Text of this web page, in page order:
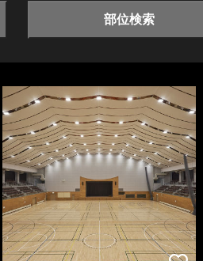
部位検索